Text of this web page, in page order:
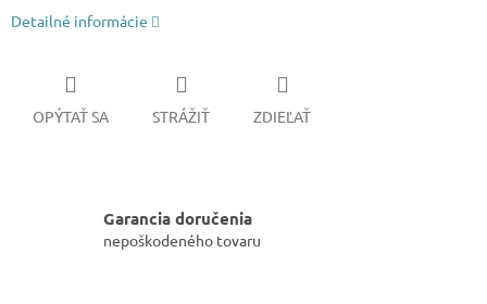
Detailné informácie
OPÝTAŤ SA STRÁŽIŤ ZDIEĽAŤ
Garancia doručenia
nepoškodeného tovaru